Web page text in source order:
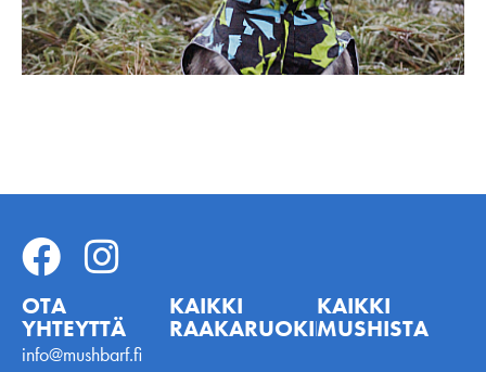
OTA
YHTEYTTÄ
info@mushbarf.fi
KAIKKI
RAAKARUOKINNASTA
KAIKKI
MUSHISTA